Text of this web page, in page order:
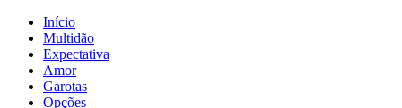
Início
Multidão
Expectativa
Amor
Garotas
Opções